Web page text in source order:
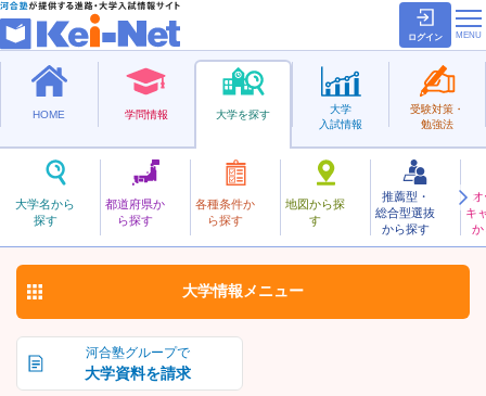
ログイン
HOME 学問情報 大学を探す
大学名から
探す
都道府県か
ら探す
各種条件か
ら探す
地図から探
す
推薦型・
総合型選抜
から探す
キ
か
大学
入試情報
受験対策・
勉強法
私立
あじあ
亜細亜大学 お気に入り
河合塾グループで
大学資料を請求
大学情報 メニュー